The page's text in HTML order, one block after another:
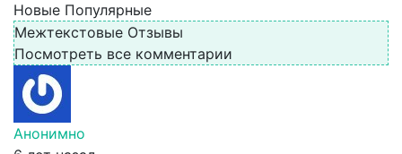
Новые Популярные
Межтекстовые Отзывы
Посмотреть все комментарии
Анонимно